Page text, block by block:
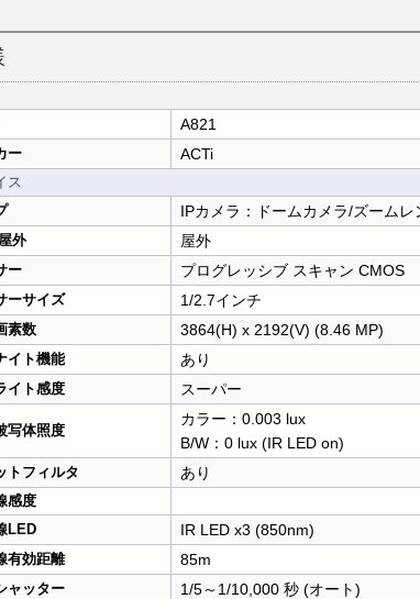
A821
ー ACTi
ス
IPカメラ：ドームカメラ/ズームレ
外 屋外
ー プログレッシブ スキャン CMOS
ーサイズ 1/2.7インチ
素数 3864(H) x 2192(V) (8.46 MP)
イト機能 あり
イト感度 スーパー
写体照度
カラー：0.003 lux
B/W：0 lux (IR LED on)
トフィルタ あり
感度
LED
IR LED x3 (850nm)
有効距離 85m
ャッター 1/5～1/10,000 秒 (オート)